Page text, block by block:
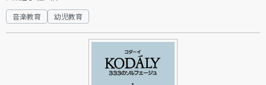
音楽教育
幼児教育